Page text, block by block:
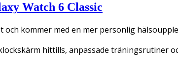
Watch 6 Classic
och kommer med en mer personlig
hittills, anpassade träningsrutiner